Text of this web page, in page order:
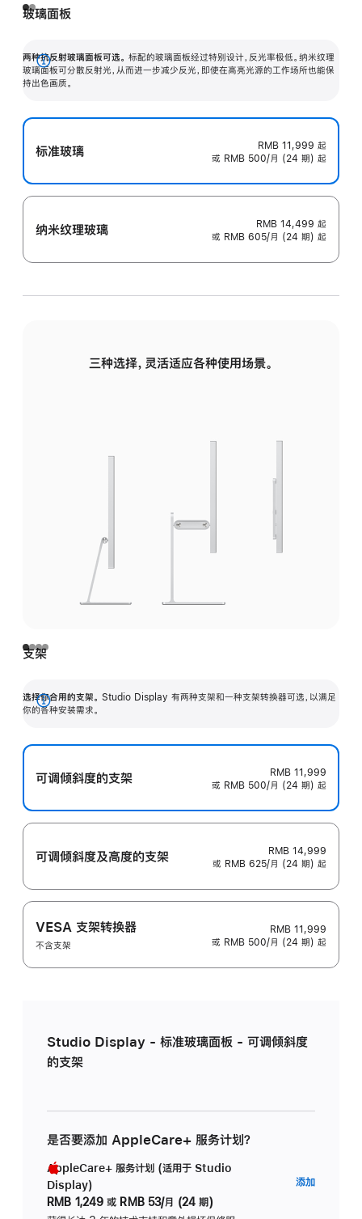
玻璃面板
两种抗反射玻璃面板可选。 标配的玻璃面板经过特别设计，反光率极低。纳米纹理
玻璃面板可分散反射光，从而进一步减少反光，即使在高亮光源的工作场所也能保
持出色画质。
展
开
标准玻璃 RMB 11,999 起
或 RMB 500/月 (24 期) 起
纳米纹理玻璃 RMB 14,499 起
或 RMB 605/月 (24 期) 起
三种选择，灵活适应各种使用场景。
支架
选择你合用的支架。 Studio Display 有两种支架和一种支架转换器可选，以满足
你的各种安装需求。
展
可调倾斜度的支架
RMB 11,999
或 RMB 500/月 (24 期) 起
可调倾斜度及高‍度的支‍架
RMB 14,999
或 RMB 625/月 (24 期) 起
VESA 支架转换器
不含支架
RMB 11,999
或 RMB 500/月 (24 期) 起
Studio Display - 标准玻璃面板 - 可调倾斜度
的支架
是否要添加 AppleCare+ 服务计划？
AppleCare+ 服务计划 (适用于 Studio
Display)
RMB 1,249 或 RMB 53/月 (24 期)
添加